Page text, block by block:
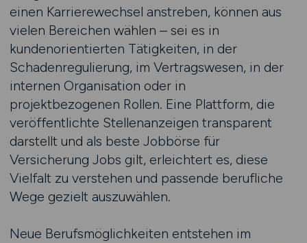
einen Karrierewechsel anstreben, können aus
vielen Bereichen wählen – sei es in
kundenorientierten Tätigkeiten, in der
Schadenregulierung, im Vertragswesen, in der
internen Organisation oder in
projektbezogenen Rollen. Eine Plattform, die
veröffentlichte Stellenanzeigen transparent
darstellt und als beste Jobbörse für
Versicherung Jobs gilt, erleichtert es, diese
Vielfalt zu verstehen und passende berufliche
Wege gezielt auszuwählen.
Neue Berufsmöglichkeiten entstehen im